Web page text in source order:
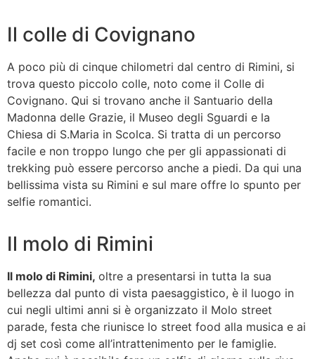
Il colle di Covignano
A poco più di cinque chilometri dal centro di Rimini, si
trova questo piccolo colle, noto come il Colle di
Covignano. Qui si trovano anche il Santuario della
Madonna delle Grazie, il Museo degli Sguardi e la
Chiesa di S.Maria in Scolca. Si tratta di un percorso
facile e non troppo lungo che per gli appassionati di
trekking può essere percorso anche a piedi. Da qui una
bellissima vista su Rimini e sul mare offre lo spunto per
selfie romantici.
Il molo di Rimini
Il molo di Rimini, oltre a presentarsi in tutta la sua
bellezza dal punto di vista paesaggistico, è il luogo in
cui negli ultimi anni si è organizzato il Molo street
parade, festa che riunisce lo street food alla musica e ai
dj set così come all’intrattenimento per le famiglie.